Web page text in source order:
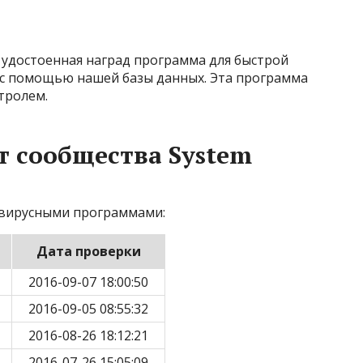
наград программа для быстрой
помощью нашей базы данных. Эта программа
System
программами:
Дата проверки
2016-09-07 18:00:50
2016-09-05 08:55:32
2016-08-26 18:12:21